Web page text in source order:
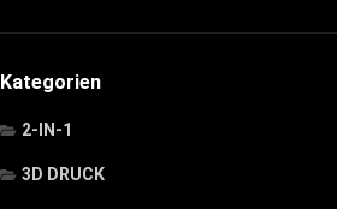
Kategorien
2-IN-1
3D DRUCK